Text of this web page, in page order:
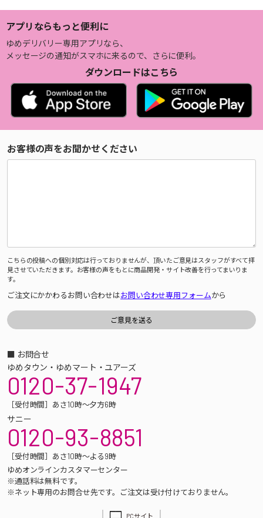
アプリならもっと便利に
ゆめデリバリー専用アプリなら、
メッセージの通知がスマホに来るので、さらに便利。
ダウンロードはこちら
お客様の声をお聞かせください
こちらの投稿への個別対応は行っておりませんが、頂いたご意見はスタッフがすべて拝
見させていただきます。お客様の声をもとに商品開発・サイト改善を行ってまいりま
す。
ご注文にかかわるお問い合わせはお問い合わせ専用フォームから
■ お問合せ
ゆめタウン・ゆめマート・ユアーズ
0120-37-1947
［受付時間］あさ10時～夕方6時
サニー
0120-93-8851
［受付時間］あさ10時～よる9時
ゆめオンラインカスタマーセンター
※通話料は無料です。
※ネット専用のお問合せ先です。ご注文は受け付けておりません。
PCサイト